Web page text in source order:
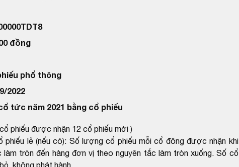
đồng
phổ thông
2022
tức năm 2021 bằng cổ phiếu
phiếu được nhận 12 cổ phiếu mới )
lẻ (nếu có): Số lượng cổ phiếu mỗi cổ đông được nhận khi
tròn đến hàng đơn vị theo nguyên tắc làm tròn xuống. Số cổ
không phát hành.